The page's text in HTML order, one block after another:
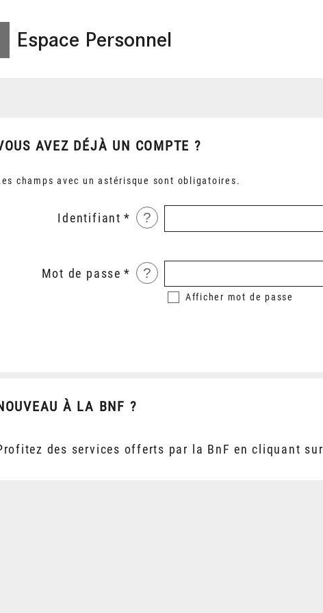
Espace Personnel
AVEZ DÉJÀ UN COMPTE ?
champs avec un astérisque sont obligatoires.
Identifiant ?
Mot de passe ?
Afficher mot de passe
À LA BNF ?
des services offerts par la BnF en cliquant sur